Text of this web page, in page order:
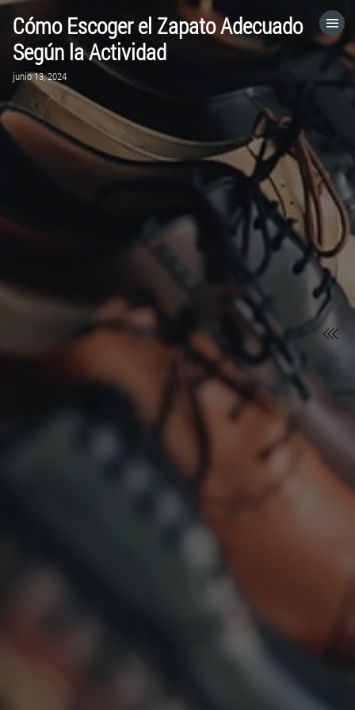
Cómo Escoger el Zapato Adecuado
Según la Actividad
junio 13, 2024
HOME
VISITA EL SITIO WEB